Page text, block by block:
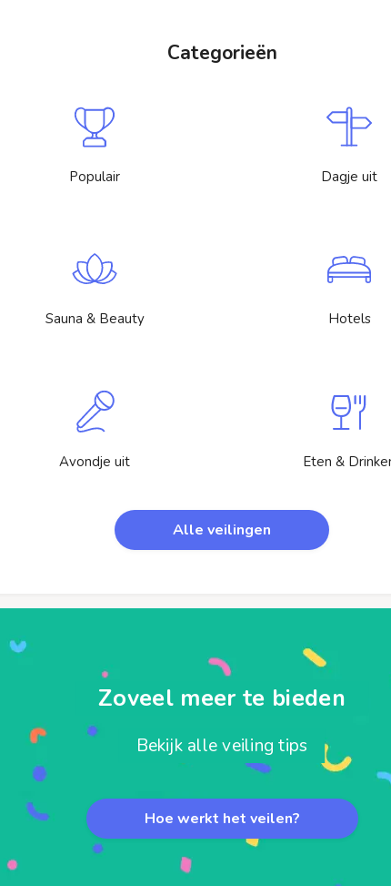
Categorieën
Populair Dagje uit
Sauna & Beauty Hotels
Avondje uit Eten &
Alle veilingen
Zoveel meer te bieden
Bekijk alle veiling tips
Hoe werkt het veilen?